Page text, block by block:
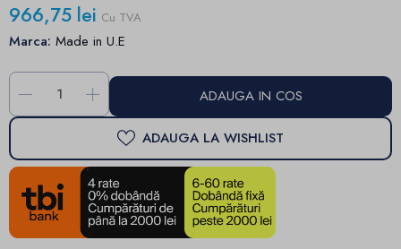
966,75 lei Cu TVA
Marca: Made in U.E
- + ADAUGA IN COS
ADAUGA LA WISHLIST